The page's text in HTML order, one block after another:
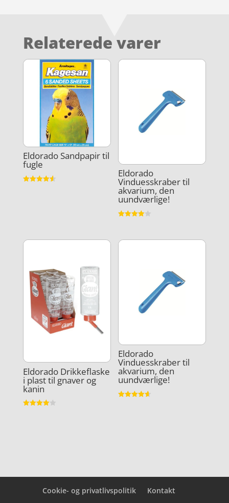
Relaterede varer
Eldorado Sandpapir til
fugle
Eldorado
Vinduesskraber til
akvarium, den
uundværlige!
Eldorado Drikkeflaske
i plast til gnaver og
kanin
Eldorado
Vinduesskraber til
akvarium, den
uundværlige!
Cookie- og privatlivspolitik Kontakt